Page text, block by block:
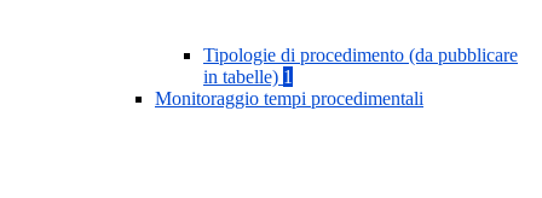
Tipologie di procedimento (da pubblicare
in tabelle) 1
Monitoraggio tempi procedimentali